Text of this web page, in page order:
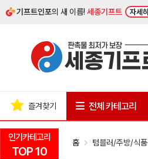
기프트인포의 새 이름!세종기프트 자세히
인기카테고리
TOP 10
즐겨찾기 전체 카테고리
홈 텀블러/주방/식품